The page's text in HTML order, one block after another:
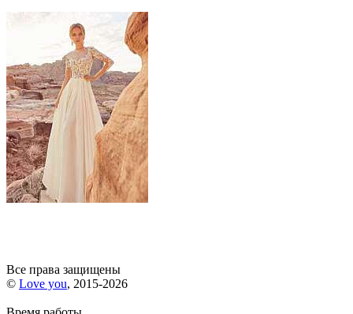
Все права защищены
© Love you, 2015-2026